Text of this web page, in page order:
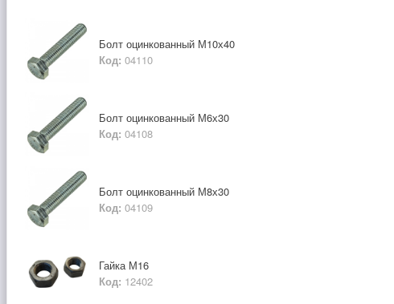
Болт оцинкованный М10х40
Код: 04110
Болт оцинкованный М6х30
Код: 04108
Болт оцинкованный М8х30
Код: 04109
Гайка М16
Код: 12402